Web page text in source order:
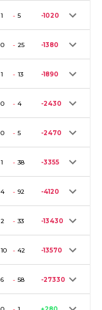
1 - 5 -1020
0 - 25 -1380
1 - 13 -1890
0 - 4 -2430
0 - 5 -2470
1 - 38 -3355
4 - 92 -4120
2 - 33 -13430
10 - 42 -13570
6 - 58 -27330